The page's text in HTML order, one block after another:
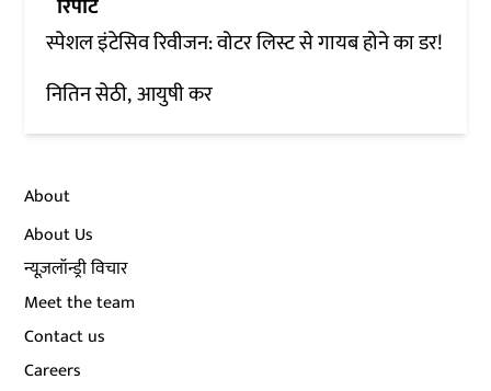
रिपोर्ट
स्पेशल इंटेसिव रिवीजन: वोटर लिस्ट से गायब होने का डर!
नितिन सेठी आयुषी कर
About
About Us
न्यूज़लॉन्ड्री विचार
Meet the team
Contact us
Careers